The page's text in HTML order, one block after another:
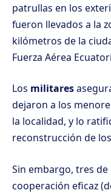
patrullas en los
fueron llevados a la
kilómetros de la
Fuerza Aérea
Los militares
dejaron a los
la localidad, y lo
reconstrucción de
Sin embargo, tres
cooperación eficaz